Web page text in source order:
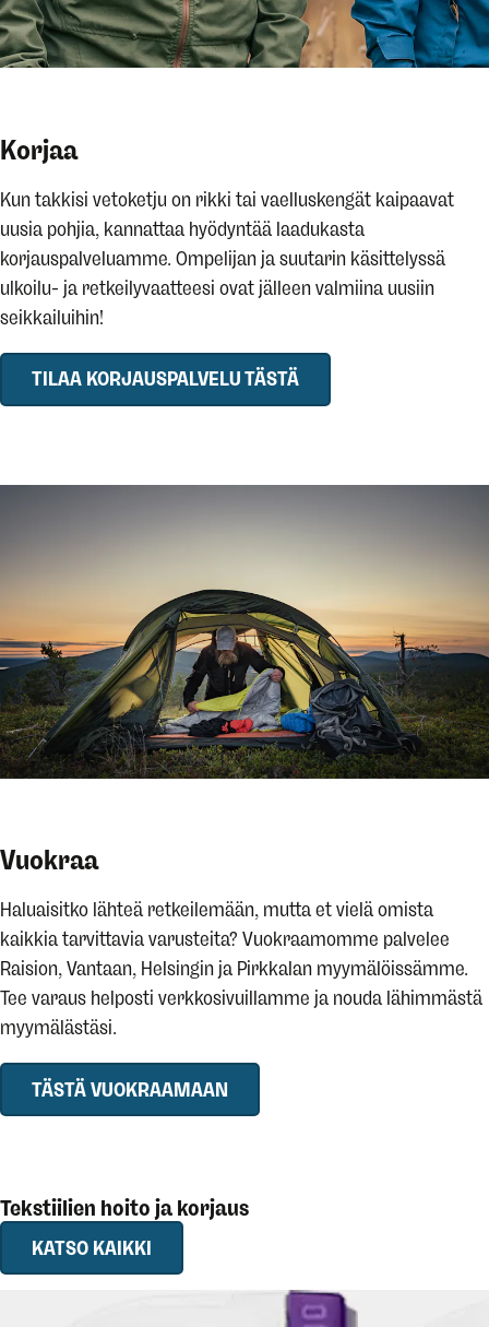
Korjaa
Kun takkisi vetoketju on rikki tai vaelluskengät kaipaavat
uusia pohjia, kannattaa hyödyntää laadukasta
korjauspalveluamme. Ompelijan ja suutarin käsittelyssä
ulkoilu- ja retkeilyvaatteesi ovat jälleen valmiina uusiin
seikkailuihin!
TILAA KORJAUSPALVELU TÄSTÄ
Vuokraa
Haluaisitko lähteä retkeilemään, mutta et vielä omista
kaikkia tarvittavia varusteita? Vuokraamomme palvelee
Raision, Vantaan, Helsingin ja Pirkkalan myymälöissämme.
Tee varaus helposti verkkosivuillamme ja nouda lähimmästä
myymälästäsi.
TÄSTÄ VUOKRAAMAAN
Tekstiilien hoito ja korjaus
KATSO KAIKKI